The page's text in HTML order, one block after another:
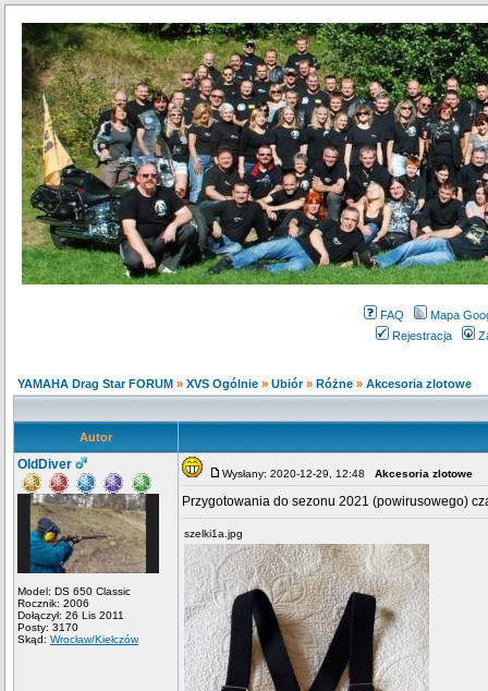
FAQ
Mapa
Rejestracja
YAMAHA Drag Star FORUM » XVS Ogólnie » Ubiór» Różne » Akcesoria zlotowe
Autor
OldDiver
Model: DS 650 Classic
Rocznik: 2006
Dołączył: 26 Lis 2011
Posty: 3170
Skąd: Wrocław/Kiełczów
Wysłany: 2020-12-29, 12:48 Akcesoria zlotowe
Przygotowania do sezonu 2021 (powirusowego)
szelki1a.jpg